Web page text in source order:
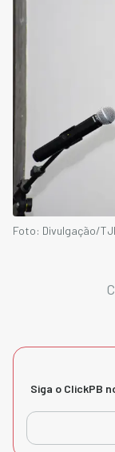
Foto: Divulgação/
Siga o ClickPB